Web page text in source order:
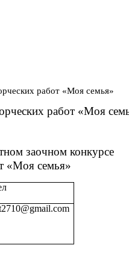
работ «Моя семья»
работ «Моя
заочном конкурсе
«Моя семья»